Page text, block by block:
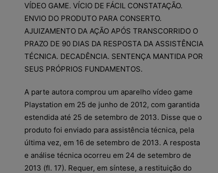
VÍDEO GAME. VÍCIO DE FÁCIL CONSTATAÇÃO.
ENVIO DO PRODUTO PARA CONSERTO.
AJUIZAMENTO DA AÇÃO APÓS TRANSCORRIDO O
PRAZO DE 90 DIAS DA RESPOSTA DA ASSISTÊNCIA
TÉCNICA. DECADÊNCIA. SENTENÇA MANTIDA POR
SEUS PRÓPRIOS FUNDAMENTOS.
A parte autora comprou um aparelho vídeo game
Playstation em 25 de junho de 2012, com garantida
estendida até 25 de setembro de 2013. Disse que o
produto foi enviado para assistência técnica, pela
última vez, em 16 de setembro de 2013. A resposta
e análise técnica ocorreu em 24 de setembro de
2013 (fl. 17). Requer, em síntese, a restituição do